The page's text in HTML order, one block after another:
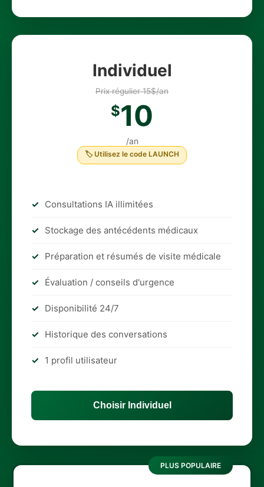
Individuel
Prix régulier 15$/an
$10
/an
🏷 Utilisez le code LAUNCH
Consultations IA illimitées
Stockage des antécédents médicaux
Préparation et résumés de visite médicale
Évaluation / conseils d'urgence
Disponibilité 24/7
Historique des conversations
1 profil utilisateur
Choisir Individuel
PLUS POPULAIRE